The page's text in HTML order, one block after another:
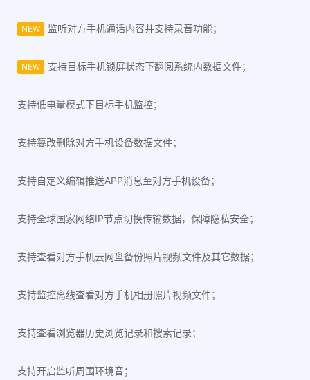
NEW 监听对方手机通话内容并支持录音功能；
NEW 支持目标手机锁屏状态下翻阅系统内数据文件；
支持低电量模式下目标手机监控；
支持篡改删除对方手机设备数据文件；
支持自定义编辑推送APP消息至对方手机设备；
支持全球国家网络IP节点切换传输数据，保障隐私安全；
支持查看对方手机云网盘备份照片视频文件及其它数据；
支持监控离线查看对方手机相册照片视频文件；
支持查看浏览器历史浏览记录和搜索记录；
支持开启监听周围环境音；